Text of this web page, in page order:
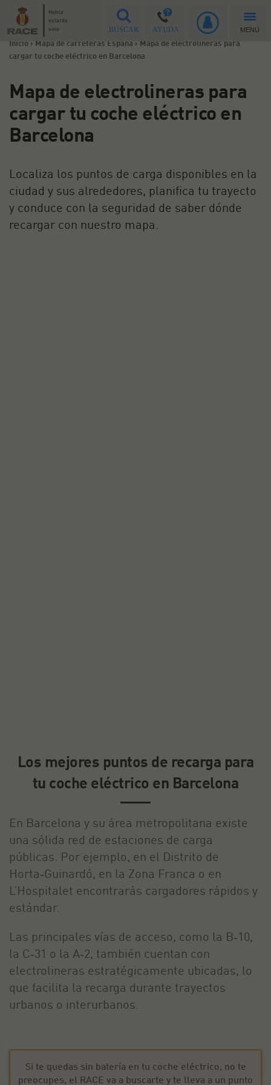
Nunca
estarás
solo
BUSCAR AYUDA
MENÚ
Inicio > Mapa de carreteras España > Mapa de electrolineras para
cargar tu coche eléctrico en Barcelona
Mapa de electrolineras para
cargar tu coche eléctrico en
Barcelona
Localiza los puntos de carga disponibles en la
ciudad y sus alrededores, planifica tu trayecto
y conduce con la seguridad de saber dónde
recargar con nuestro mapa.
Los mejores puntos de recarga para
tu coche eléctrico en Barcelona
En Barcelona y su área metropolitana existe
una sólida red de estaciones de carga
públicas. Por ejemplo, en el Distrito de
Horta‑Guinardó, en la Zona Franca o en
L’Hospitalet encontrarás cargadores rápidos y
estándar.
Las principales vías de acceso, como la B‑10,
la C‑31 o la A‑2, también cuentan con
electrolineras estratégicamente ubicadas, lo
que facilita la recarga durante trayectos
urbanos o interurbanos.
Si te quedas sin batería en tu coche eléctrico, no te
preocupes, el RACE va a buscarte y te lleva a un punto